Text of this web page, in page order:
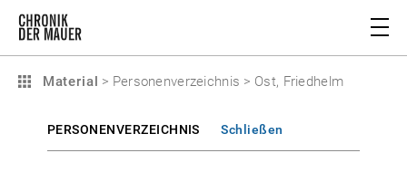
Material > Personenverzeichnis > Ost, Friedhelm
PERSONENVERZEICHNIS Schließen